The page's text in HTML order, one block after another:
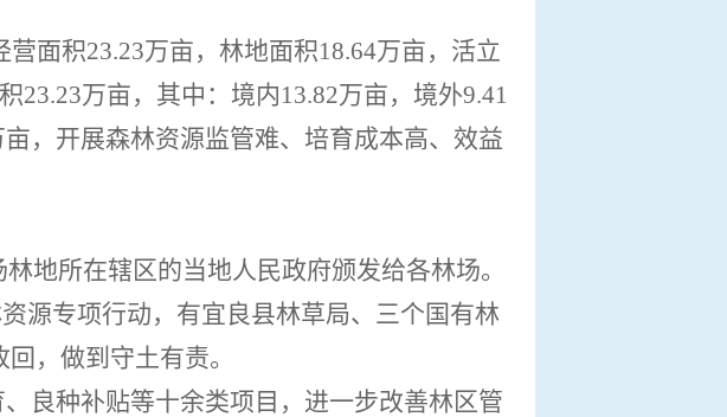
营面积23.23万亩，林地面积18.64万亩，活立
23.23万亩，其中：境内13.82万亩，境外9.41
亩，开展森林资源监管难、培育成本高、效益
地所在辖区的当地人民政府颁发给各林场。
源专项行动，有宜良县林草局、三个国有林
，做到守土有责。
良种补贴等十余类项目，进一步改善林区管